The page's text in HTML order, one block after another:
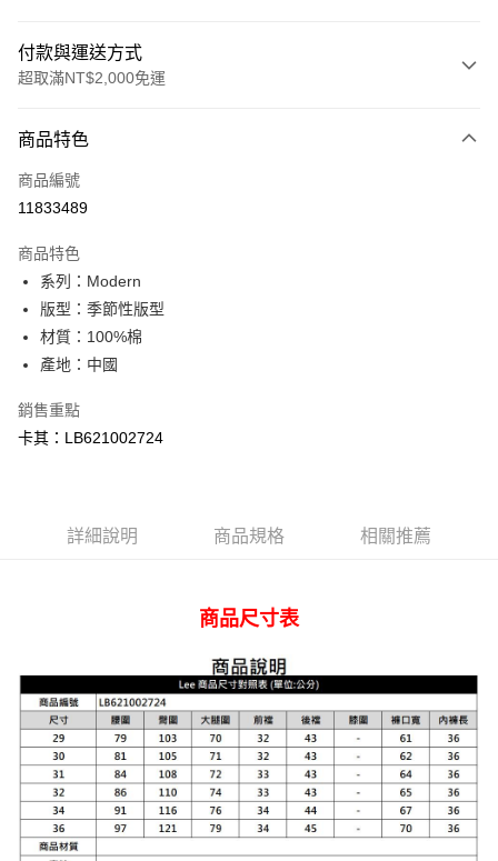
付款與運送方式
超取滿NT$2,000免運
信用卡一次付款
信用卡分期付款
合作金庫商業銀行
華南商業銀行
上海商業儲蓄銀行
國泰世華商業銀行
臺灣中小企業銀行
聯邦商業銀行
元大商業銀行
超商取貨付款
LINE Pay
Apple Pay
Google Pay
相關說明
１．簡單：不需註冊會員、不需綁卡、不需儲值。
３．安心：先確認商品／服務後，再付款。
【「AFTEE先享後付」結帳流程】
１．於結帳方式選擇「AFTEE先享後付」後，將跳轉至「AFTEE先享後付」
結帳頁面，進行簡訊認證並確認金額後，即可完成結帳。
２．訂單成立數日內，您將收到繳費通知簡訊。
３．收到繳費通知簡訊後14天內，點擊此簡訊中的連結，可透過四大超商／
ATM／網路銀行／等多元方式進行付款，方視為交易完成。
※ 請注意：結帳手續完成當下不需立刻繳費，但若您需要取消訂單，請聯絡
購買商品的店家。未經商家同意取消之訂單仍視為有效，需透過AFTEE先享
全家 取貨付款
每筆NT$80，滿NT$2,000(含以上)免運費
付款後 全家取貨
每筆NT$80，滿NT$2,000(含以上)免運費
7-11 取貨付款
每筆NT$80，滿NT$2,000(含以上)免運費
商品特色
商品編號
11833489
商品特色
系列：Modern
版型：季節性版型
材質：100%棉
產地：中國
銷售重點
卡其：LB621002724
詳細說明 商品規格 相關推薦
商品尺寸表